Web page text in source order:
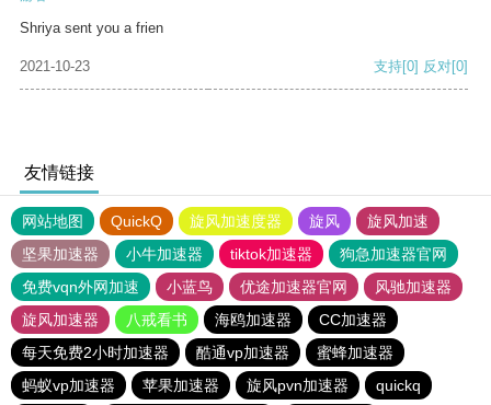
Shriya sent you a frien
2021-10-23 支持[0] 反对[0]
友情链接
网站地图 QuickQ 旋风加速度器 旋风
旋风加速
坚果加速器
小牛加速器 tiktok加速器
狗急加速器官网
免费vqn外网加速
小蓝鸟 优途加速器官网
风驰加速器
旋风加速器
八戒看书 海鸥加速器
CC加速器
每天免费2小时加速器
酷通vp加速器
蜜蜂加速器
蚂蚁vp加速器
苹果加速器 旋风pvn加速器 quickq